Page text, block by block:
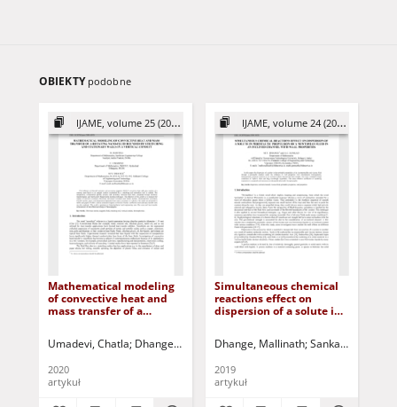
OBIEKTY podobne
IJAME, volume 25 (2020)
Mathematical modeling
of convective heat and
mass transfer of a
and stationary walls in a
Umadevi, Chatla Dhange, Mallinath Haritha, B. Jurczak, Paweł - red.
2020
artykuł
IJAME, volume 24 (2019)
Simultaneous chemical
reactions effect on
dispersion of a solute in
inclined channel with
Dhange, Mallinath Sankad, G.C.
2019
artykuł